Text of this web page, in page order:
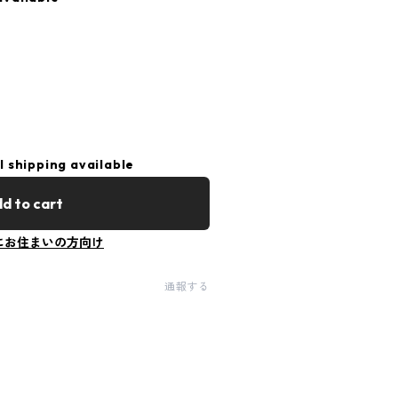
shipping available
to cart
お住まいの方向け
通報する